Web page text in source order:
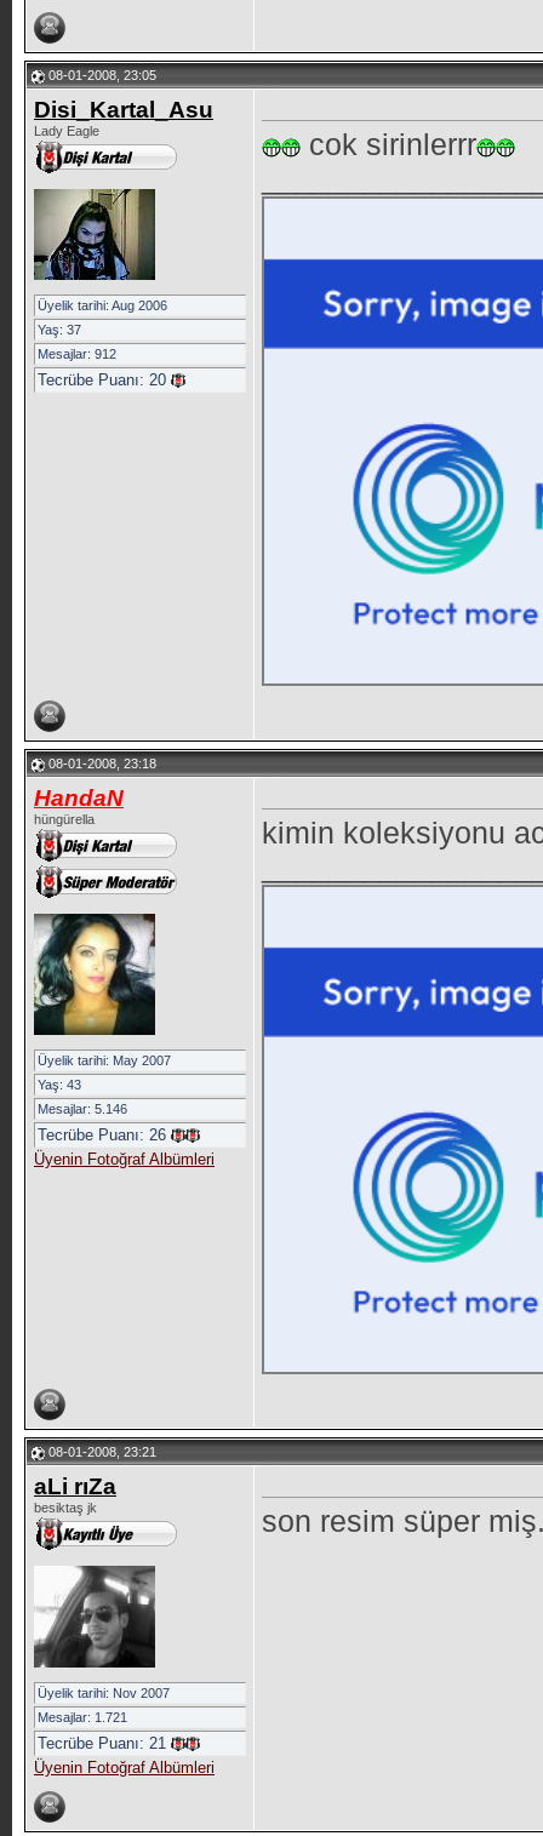
08-01-2008, 23:05
Disi_Kartal_Asu
Lady Eagle
Üyelik tarihi: Aug 2006
Yaş: 37
Mesajlar: 912
Tecrübe Puanı: 20
cok sirinlerrr
08-01-2008, 23:18
HandaN
hüngürella
Üyelik tarihi: May 2007
Yaş: 43
Mesajlar: 5.146
Tecrübe Puanı: 26
Üyenin Fotoğraf Albümleri
kimin koleksiyonu
08-01-2008, 23:21
aLi rıZa
besiktaş jk
Üyelik tarihi: Nov 2007
Mesajlar: 1.721
Tecrübe Puanı: 21
Üyenin Fotoğraf Albümleri
son resim süper